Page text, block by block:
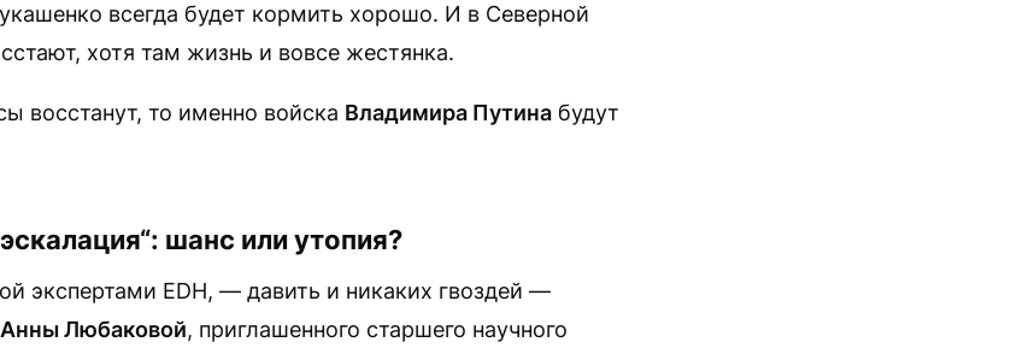
всегда будет кормить хорошо. И в Северной
хотя там жизнь и вовсе жестянка.
восстанут, то именно войска Владимира Путина будут
шанс или утопия?
экспертами EDH, — давить и никаких гвоздей —
Анны Любаковой, приглашенного старшего научного